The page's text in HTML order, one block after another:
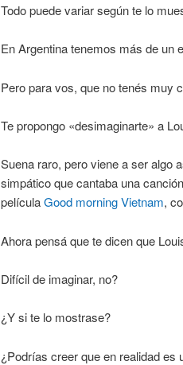
Todo puede variar según te lo
En Argentina tenemos más de un
Pero para vos, que no tenés muy
Te propongo «desimaginarte» a
Suena raro, pero viene a ser algo
simpático que cantaba una
películaGood morning Vietnam,
Ahora pensá que te dicen que
Difícil de imaginar, no?
¿Y si te lo mostrase?
¿Podrías creer que en realidad